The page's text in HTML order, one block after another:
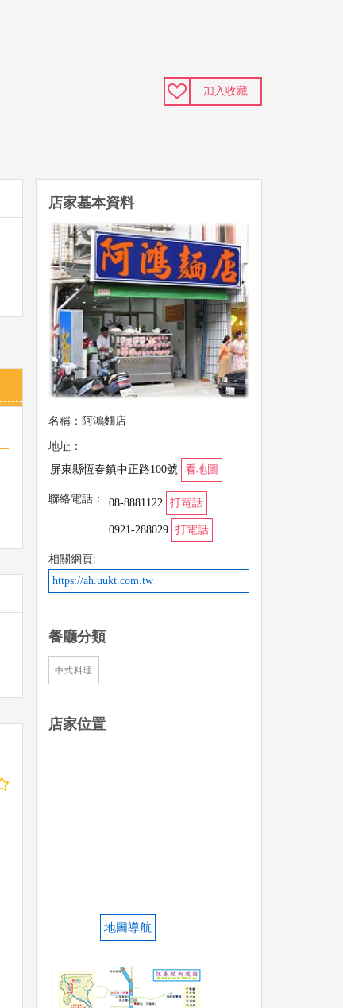
加入收藏
店家基本資料
名稱：阿鴻麵店
地址：
屏東縣恆春鎮中正路100號
看地圖
聯絡電話： 08-8881122 打電話
0921-288029 打電話
相關網頁:
https://ah.uukt.com.tw
餐廳分類
中式料理
店家位置
地圖導航